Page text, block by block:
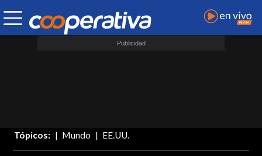
Tópicos: Mundo EE.UU.